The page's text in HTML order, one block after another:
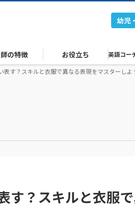
幼児
の特徴 お役立ち 英語コー
す？スキルと衣服で異なる表現をマスターしよ
す？スキルと衣服